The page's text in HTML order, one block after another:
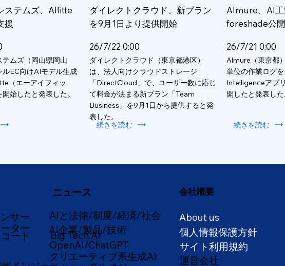
ステムズ、AIfitte
援
ムズ（岡山県岡山
ルEC向けAIモデル生成
（エーアイフィッ
始したと発表した。
ダイレクトクラウド、新プラン
を9月1日より提供開始
26/7/22 0:00
ダイレクトクラウド（東京都港区）
は、法人向けクラウドストレージ
「DirectCloud」で、ユーザー数に応じ
て料金が決まる新プラン「Team
Business」を9月1日から提供すると発
表した。
続きを読む
Almure、AI工
foreshade公開
26/7/21 0:00
Almure（東京都
単位の作業ログ
Intelligenceアプ
開したと発表した
続きを読む
サー
ター
ード
ニュース
AIと法律/制度/経済/社会
AI企業/製品/技術
Big Tech AI
OpenAI/ChatGPT
クリエーティブ系生成AI
会社概要
About us
個人情報保護方針
サイト利用規約
運営会社